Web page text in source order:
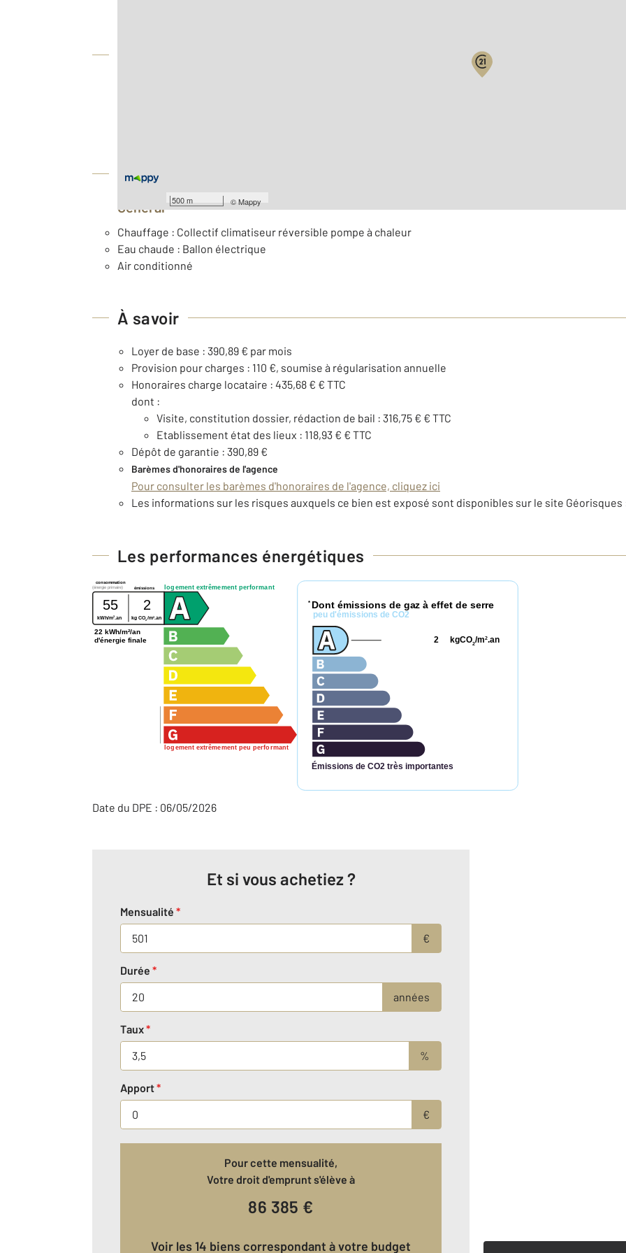
500 m ©Mappy
Équipements
Général
Chauffage : Collectif climatiseur réversible pompe à chaleur
Eau chaude : Ballon électrique
Air conditionné
À savoir
Loyer de base : 390,89 € par mois
Provision pour charges : 110 €, soumise à régularisation annuelle
Honoraires charge locataire : 435,68 € € TTC
dont :
Visite, constitution dossier, rédaction de bail : 316,75 € € TTC
Etablissement état des lieux : 118,93 € € TTC
Dépôt de garantie : 390,89 €
Barèmes d'honoraires de l'agence
Pour consulter les barèmes d'honoraires de l'agence, cliquez ici
Les informations sur les risques auxquels ce bien est exposé sont disponibles sur le site
Les performances énergétiques
logement extrêmement performant
logement extrêmement peu performant
consommation
émissions
(énergie primaire)
55 2
kWh/m2 .an kg CO2 /m2 .an
22 kWh/m²/an
d'énergie finale
* Dont émissions de gaz à effet de serre
peu d'émissions de CO2
Émissions de CO2 très importantes
kgCO2/m2.an
2
Date du DPE : 06/05/2026
Et si vous achetiez ?
Mensualité *
€
Durée *
années
Taux*
%
Apport*
€
Pour cette mensualité,
Votre droit d'emprunt s'élève à
86 385 €
Voir les 14 biens correspondant à votre budget